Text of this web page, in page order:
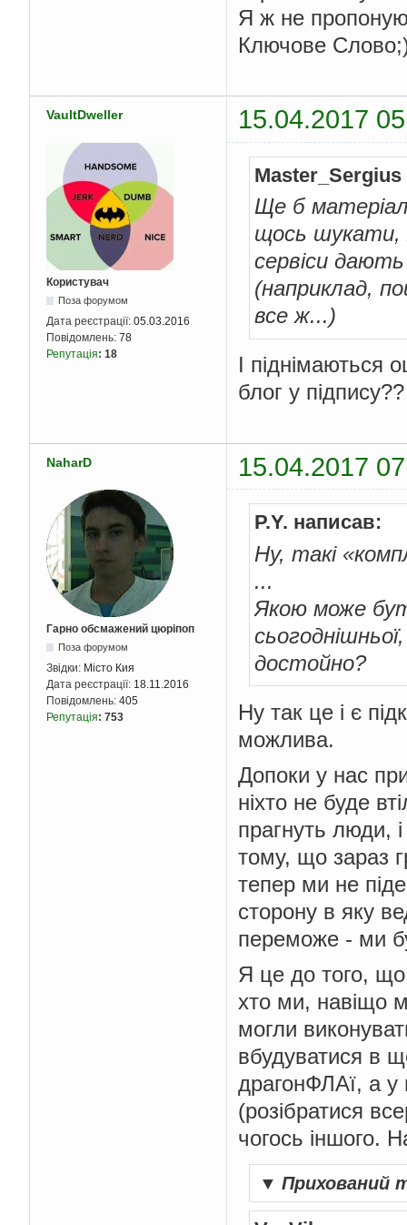
Я ж не
Ключове
VaultDweller 15.04.2017
Користувач
Поза форумом
Дата реєстрації: 05.03.2016
Повідомлень: 78
Репутація: 18
Ще б
щось шукати,
сервіси
(наприклад,
все ж...)
І піднімаються
блог у підпису??
NaharD 15.04.2017
Гарно обсмажений цюріпоп
Поза форумом
Звідки: Місто Кия
Дата реєстрації: 18.11.2016
Повідомлень: 405
Репутація: 753
P.Y. написав:
Ну, такі
...
Якою може
достойно?
Ну так це і є
можлива.
Допоки у нас при
ніхто не буде
прагнуть люди,
тому, що зараз
тепер ми не
сторону в яку
переможе - ми
Я це до того, що
хто ми, навіщо
могли
вбудуватися в
драгонФЛАї, а у
(розібратися
чогось іншого.
▼ Прихований